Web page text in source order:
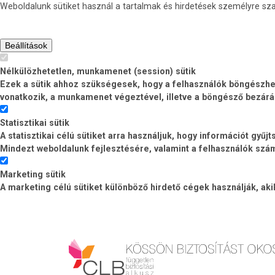
Weboldalunk sütiket használ a tartalmak és hirdetések személyre
Beállítások
Nélkülözhetetlen, munkamenet (session) sütik
Ezek a sütik ahhoz szükségesek, hogy a felhasználók
vonatkozik, a munkamenet végeztével, illetve a böngésző
Statisztikai sütik
A statisztikai célú sütiket arra használjuk, hogy információt
Mindezt weboldalunk fejlesztésére, valamint a felhasználók
Marketing sütik
A marketing célú sütiket különböző hirdető cégek használják,